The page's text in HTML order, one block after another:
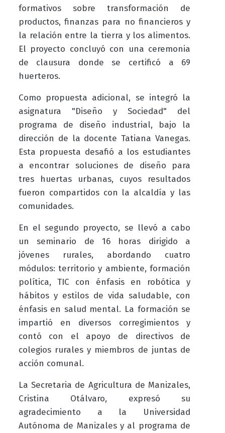
formativos sobre transformación de
productos, finanzas para no financieros y
la relación entre la tierra y los alimentos.
El proyecto concluyó con una ceremonia
de clausura donde se certificó a 69
huerteros.
Como propuesta adicional, se integró la
asignatura "Diseño y Sociedad" del
programa de diseño industrial, bajo la
dirección de la docente Tatiana Vanegas.
Esta propuesta desafió a los estudiantes
a encontrar soluciones de diseño para
tres huertas urbanas, cuyos resultados
fueron compartidos con la alcaldía y las
comunidades.
En el segundo proyecto, se llevó a cabo
un seminario de 16 horas dirigido a
jóvenes rurales, abordando cuatro
módulos: territorio y ambiente, formación
política, TIC con énfasis en robótica y
hábitos y estilos de vida saludable, con
énfasis en salud mental. La formación se
impartió en diversos corregimientos y
contó con el apoyo de directivos de
colegios rurales y miembros de juntas de
acción comunal.
La Secretaria de Agricultura de Manizales,
Cristina Otálvaro, expresó su
agradecimiento a la Universidad
Autónoma de Manizales y al programa de